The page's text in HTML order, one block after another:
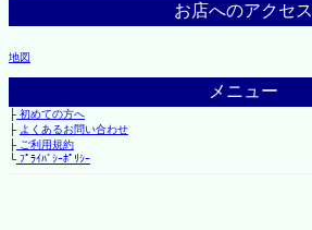
お店へのアクセス
地図
メニュー
├初めての方へ
├ よくあるお問い合わせ
├ご利用規約
└ﾌﾟﾗｲﾊﾞｼｰﾎﾟﾘｼｰ